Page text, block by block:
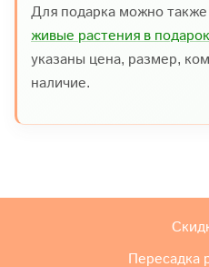
Для подарка можно
живые растения в подарок
указаны цена, размер,
наличие.
Пересадка